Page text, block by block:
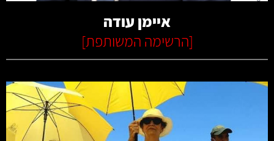
איימן עודה
[הרשימה המשותפת]